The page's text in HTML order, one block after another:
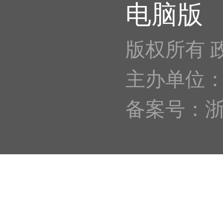
电脑版
版权所有
主办单位
备案号：